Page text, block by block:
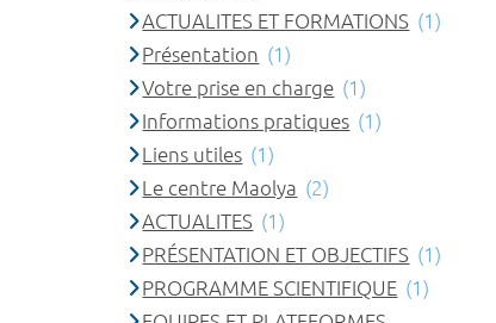
ACTUALITES ET FORMATIONS (1)
Présentation (1)
Votre prise en charge (1)
Informations pratiques (1)
Liens utiles (1)
Le centre Maolya (2)
ACTUALITES (1)
PRÉSENTATION ET OBJECTIFS (1)
PROGRAMME SCIENTIFIQUE (1)